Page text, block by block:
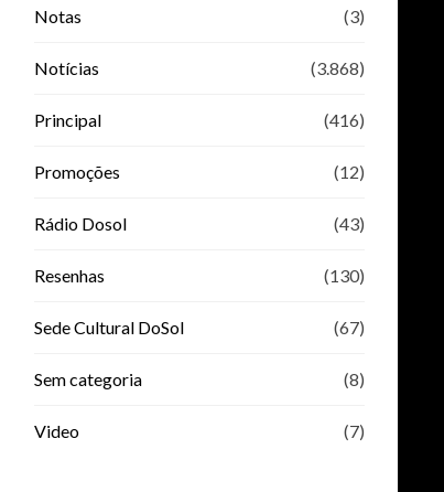
Notas (3)
Notícias (3.868)
Principal (416)
Promoções (12)
Rádio Dosol (43)
Resenhas (130)
Sede Cultural DoSol (67)
Sem categoria (8)
Video (7)